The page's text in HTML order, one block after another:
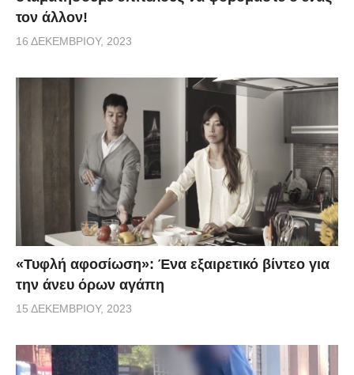
τον άλλον!
16 ΔΕΚΕΜΒΡΊΟΥ, 2023
«Τυφλή αφοσίωση»: Ένα εξαιρετικό βίντεο για
την άνευ όρων αγάπη
15 ΔΕΚΕΜΒΡΊΟΥ, 2023